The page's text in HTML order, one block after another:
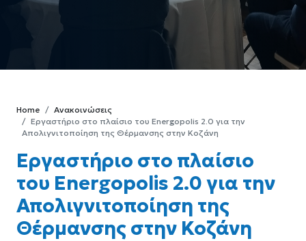
Home
Ανακοινώσεις
Εργαστήριο στο πλαίσιο του Energopolis 2.0 για την
Απολιγνιτοποίηση της Θέρμανσης στην Κοζάνη
Εργαστήριο στο πλαίσιο
του Energopolis 2.0 για την
Απολιγνιτοποίηση της
Θέρμανσης στην Κοζάνη